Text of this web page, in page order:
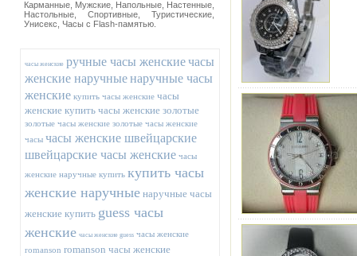
Карманные, Мужские, Напольные, Настенные,
Настольные, Спортивные, Туристические,
Унисекс, Часы с Flash-памятью.
часы женские ручные часы женскиечасы
женские наручныенаручные часы
женские купить часы женские часы
женские купить часы женские золотые
золотые часы женские золотые часы женские
часы часы женские швейцарские
швейцарские часы женские часы
женские наручные купить купить часы
женские наручные наручные часы
женские купить guess часы
женские часы женские guess часы женские
romanson romanson часы женские